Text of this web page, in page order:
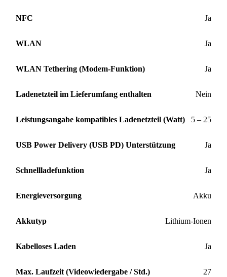
NFC Ja
WLAN Ja
WLAN Tethering (Modem-Funktion) Ja
Ladenetzteil im Lieferumfang enthalten Nein
Leistungsangabe kompatibles Ladenetzteil (Watt) 5 – 25
USB Power Delivery (USB PD) Unterstützung Ja
Schnellladefunktion Ja
Energieversorgung Akku
Akkutyp Lithium-Ionen
Kabelloses Laden Ja
Max. Laufzeit (Videowiedergabe / Std.) 27